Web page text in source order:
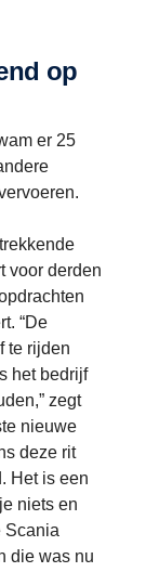
er 25
voor derden
“De
te rijden
het bedrijf
zegt
nieuwe
deze rit
Het is een
niets en
Scania
die was nu